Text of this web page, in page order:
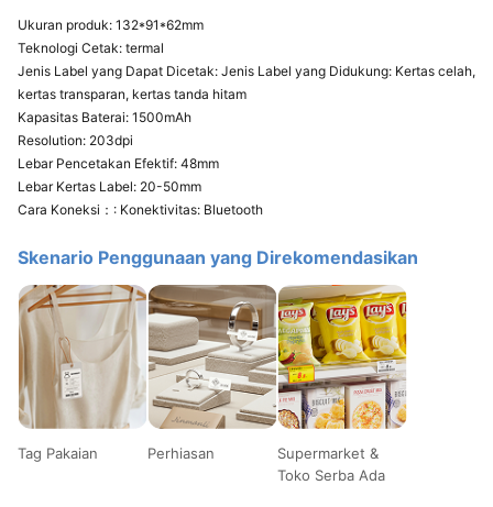
Ukuran produk: 132*91*62mm
Teknologi Cetak: termal
Jenis Label yang Dapat Dicetak: Jenis Label yang Didukung: Kertas celah,
kertas transparan, kertas tanda hitam
Kapasitas Baterai: 1500mAh
Resolution: 203dpi
Lebar Pencetakan Efektif: 48mm
Lebar Kertas Label: 20-50mm
Cara Koneksi：: Konektivitas: Bluetooth
Skenario Penggunaan yang Direkomendasikan
Tag Pakaian Perhiasan
Supermarket &
Toko Serba Ada